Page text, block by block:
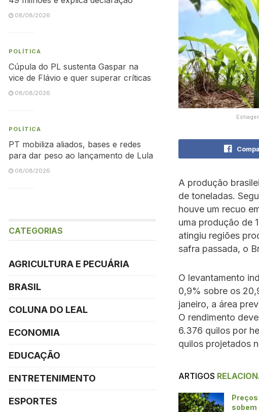
A produção
de toneladas.
houve um recuo
uma produção de
atingiu regiões
safra passada, o
O levantamento
0,9% sobre os
janeiro, a área
O rendimento
6.376 quilos por
quilos projetados
ARTIGOS
08/08/2026
POLÍTICA
Cúpula do PL sustenta Gaspar na
vice de Flávio e quer superar críticas
08/08/2026
POLÍTICA
PT mobiliza aliados, bases e redes
para dar peso ao lançamento de Lula
08/08/2026
CATEGORIAS
AGRICULTURA E PECUÁRIA
BRASIL
COLUNA DO LEAL
ECONOMIA
EDUCAÇÃO
ENTRETENIMENTO
ESPORTES